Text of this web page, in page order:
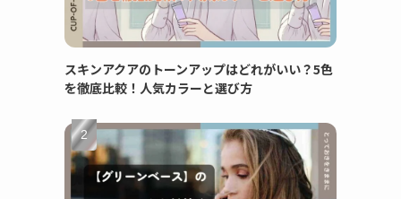
スキンアクアのトーンアップはどれがいい？5色
を徹底比較！人気カラーと選び方